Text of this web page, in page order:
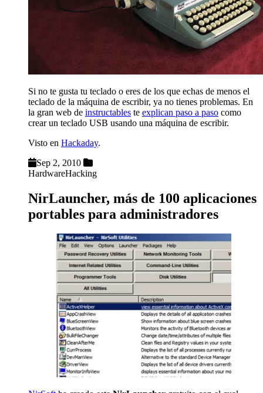
Si no te gusta tu teclado o eres de los que echas de menos el
teclado de la máquina de escribir, ya no tienes problemas. En
la gran web de instructables te explican paso a paso como
crear un teclado USB usando una máquina de escribir.
Visto en Hackaday.
Sep 2, 2010
HardwareHacking
NirLauncher, más de 100 aplicaciones
portables para administradores